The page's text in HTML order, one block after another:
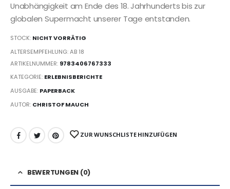
Unabhängigkeit am Ende des 18. Jahrhunderts bis zur
globalen Supermacht unserer Tage entstanden.
STOCK: NICHT VORRÄTIG
ALTERSEMPFEHLUNG: AB 18
ARTIKELNUMMER: 9783406767333
KATEGORIE: ERLEBNISBERICHTE
AUSGABE: PAPERBACK
AUTOR: CHRISTOF MAUCH
ZUR WUNSCHLISTE HINZUFÜGEN
BEWERTUNGEN (0)